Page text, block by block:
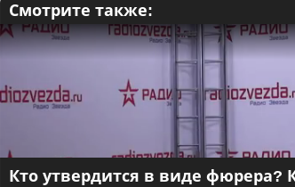
Смотрите также:
Кто утвердится в виде фюрера?